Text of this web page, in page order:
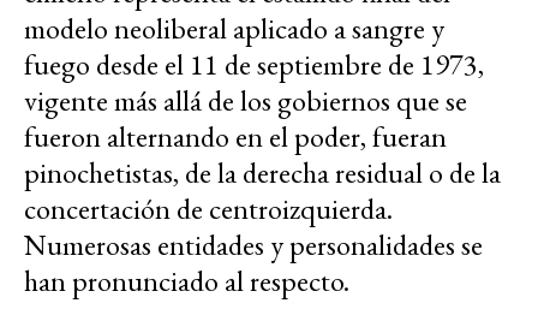
modelo neoliberal aplicado a sangre y
fuego desde el 11 de septiembre de 1973,
vigente más allá de los gobiernos que se
fueron alternando en el poder, fueran
pinochetistas, de la derecha residual o de la
concertación de centroizquierda.
Numerosas entidades y personalidades se
han pronunciado al respecto.